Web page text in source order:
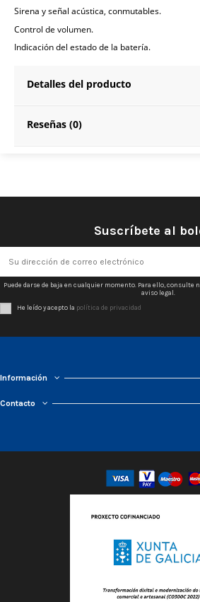
Sirena y señal acústica, conmutables.
Control de volumen.
Indicación del estado de la batería.
Detalles del producto
Reseñas (0)
Suscríbete al
Puede darse de baja en cualquier momento. Para ello,
aviso legal.
He leído y acepto la política de privacidad
Información
Contacto